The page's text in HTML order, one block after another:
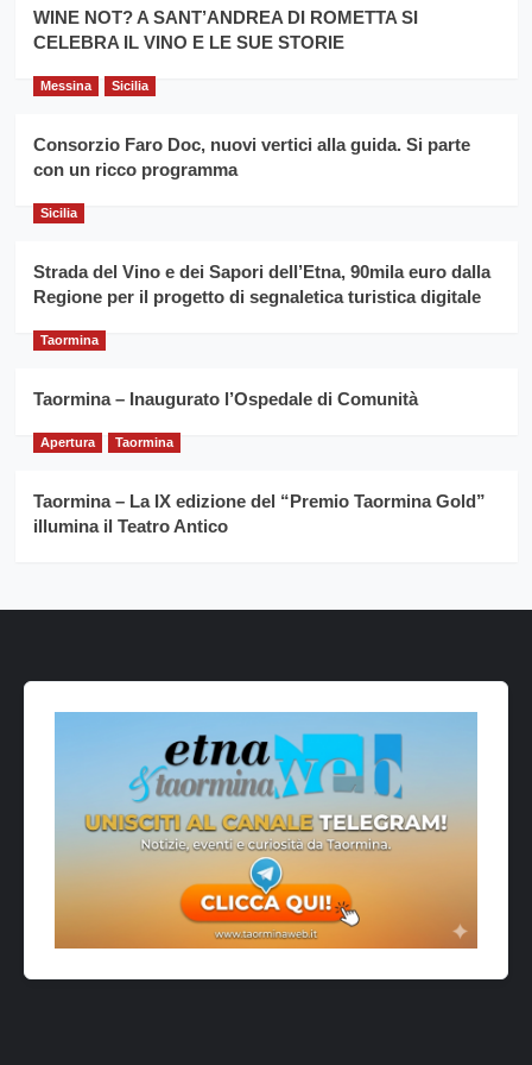
la
filiera
grano
per
il
anno
Franco
Caruso
WINE NOT? A SANT’ANDREA DI ROMETTA SI
CELEBRA IL VINO E LE SUE STORIE
Messina Sicilia
Consorzio Faro Doc, nuovi vertici alla guida. Si parte
con un ricco programma
Sicilia
Strada del Vino e dei Sapori dell’Etna, 90mila euro dalla
Regione per il progetto di segnaletica turistica digitale
Taormina
Taormina – Inaugurato l’Ospedale di Comunità
Apertura Taormina
Taormina – La IX edizione del “Premio Taormina Gold”
illumina il Teatro Antico